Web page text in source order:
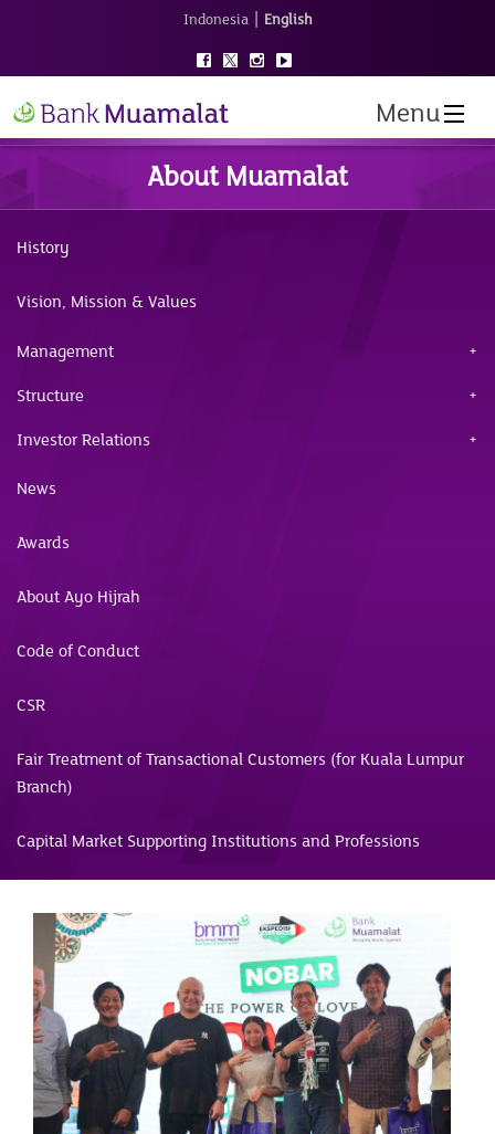
Indonesia | English
Menu
About Muamalat
History
Vision, Mission & Values
Management
Structure
Investor Relations
News
Awards
About Ayo Hijrah
Code of Conduct
CSR
Fair Treatment of Transactional Customers (for Kuala Lumpur
Branch)
Capital Market Supporting Institutions and Professions